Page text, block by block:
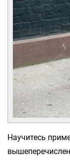
Научитесь